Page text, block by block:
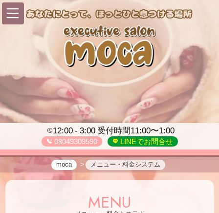
12:00 3:00 受付時間11:00〜1:00
08049309590 LINEでお問合せ
moca メニュー・料金システム
MENU